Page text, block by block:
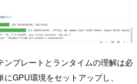
ンプレートとランタイムの理解は必
GPU環境をセットアップし、